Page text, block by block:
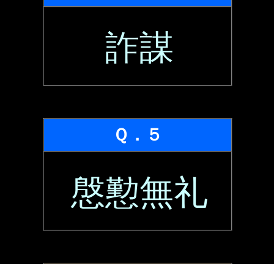
詐謀
Ｑ．５
慇懃無礼